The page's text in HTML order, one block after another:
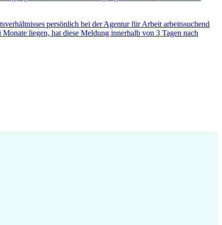
persönlich bei der Agentur für Arbeit arbeitssuchend
liegen, hat diese Meldung innerhalb von 3 Tagen nach